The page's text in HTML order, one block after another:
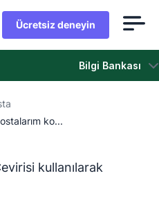
Ücretsiz deneyin
Bilgi Bankası
ko...
Çevirisi aracı
kullanılarak